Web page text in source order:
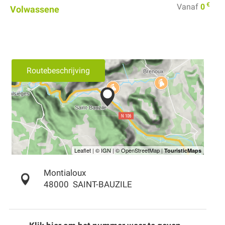
Volwassene Vanaf 0 €
Routebeschrijving
Montialoux
48000 SAINT-BAUZILE